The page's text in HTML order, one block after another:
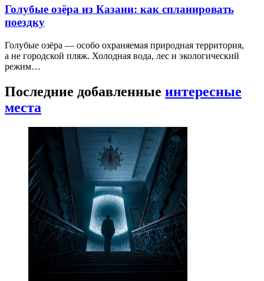
Голубые озёра из Казани: как спланировать
поездку
Голубые озёра — особо охраняемая природная территория,
а не городской пляж. Холодная вода, лес и экологический
режим…
Последние добавленные интересные
места